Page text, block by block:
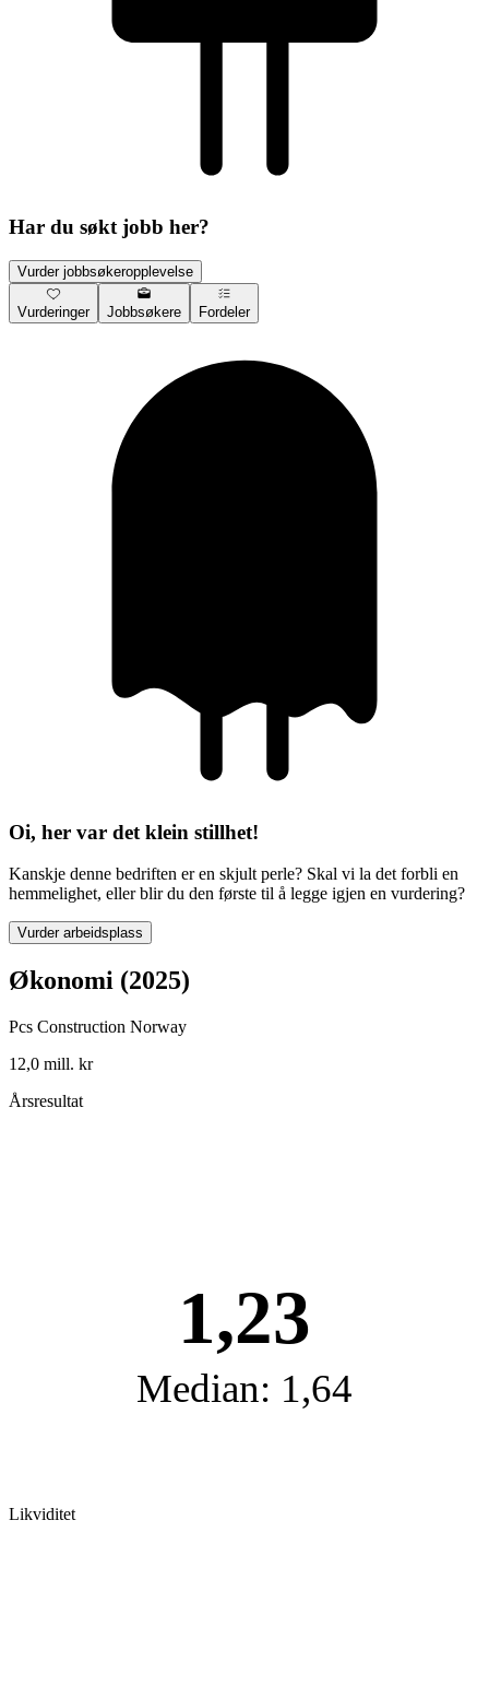
Har du søkt jobb her?
Vurder jobbsøkeropplevelse
Vurderinger Jobbsøkere Fordeler
Oi, her var det klein stillhet!
Kanskje denne bedriften er en skjult perle? Skal vi la det forbli en
hemmelighet, eller blir du den første til å legge igjen en vurdering?
Vurder arbeidsplass
Økonomi (2025)
Pcs Construction Norway
12,0 mill. kr
Årsresultat
1,23
Median: 1,64
Likviditet